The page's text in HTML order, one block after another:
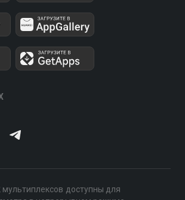
доступны для